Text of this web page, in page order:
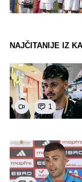
NAJČITANIJE IZ
1